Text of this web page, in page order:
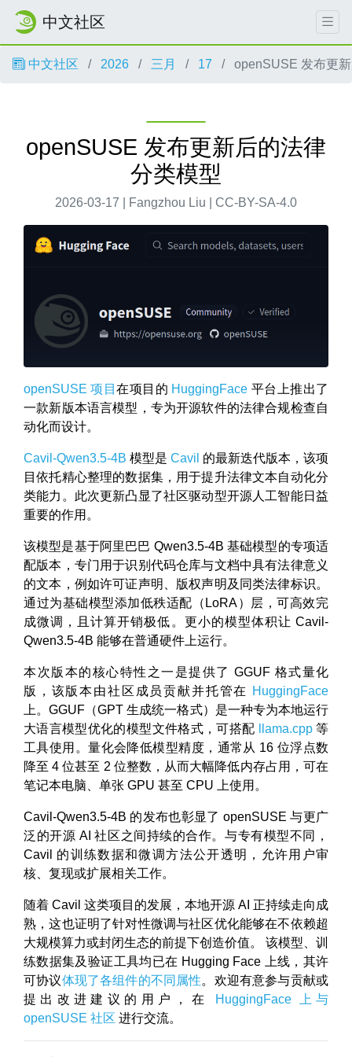
中文社区
中文社区 2026 三月 17 openSUSE 发布更
openSUSE 发布更新后的法律
分类模型
2026-03-17 | Fangzhou Liu | CC-BY-SA-4.0
openSUSE 项目在项目的 HuggingFace 平台上推出了
一款新版本语言模型，专为开源软件的法律合规检查自
动化而设计。
Cavil-Qwen3.5-4B 模型是 Cavil 的最新迭代版本，该项
目依托精心整理的数据集，用于提升法律文本自动化分
类能力。此次更新凸显了社区驱动型开源人工智能日益
重要的作用。
该模型是基于阿里巴巴 Qwen3.5-4B 基础模型的专项适
配版本，专门用于识别代码仓库与文档中具有法律意义
的文本，例如许可证声明、版权声明及同类法律标识。
通过为基础模型添加低秩适配（LoRA）层，可高效完
成微调，且计算开销极低。更小的模型体积让 Cavil-
Qwen3.5-4B 能够在普通硬件上运行。
本次版本的核心特性之一是提供了 GGUF 格式量化
版，该版本由社区成员贡献并托管在
HuggingFace
上。GGUF（GPT 生成统一格式）是一种专为本地运行
大语言模型优化的模型文件格式，可搭配
llama.cpp等
工具使用。量化会降低模型精度，通常从 16 位浮点数
降至 4 位甚至 2 位整数，从而大幅降低内存占用，可在
笔记本电脑、单张 GPU 甚至 CPU 上使用。
Cavil-Qwen3.5-4B 的发布也彰显了 openSUSE 与更广
泛的开源 AI 社区之间持续的合作。与专有模型不同，
Cavil 的训练数据和微调方法公开透明，允许用户审
核、复现或扩展相关工作。
随着 Cavil 这类项目的发展，本地开源 AI 正持续走向成
熟，这也证明了针对性微调与社区优化能够在不依赖超
大规模算力或封闭生态的前提下创造价值。 该模型、训
练数据集及验证工具均已在 Hugging Face 上线，其许
可协议体现了各组件的不同属性。欢迎有意参与贡献或
提出改进建议的用户，在
HuggingFace 上与
openSUSE 社区 进行交流。